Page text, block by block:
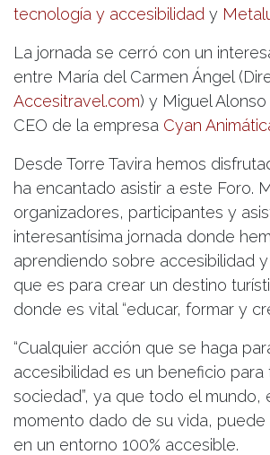
tecnología y accesibilidad y
La jornada se cerró con un
entre María del Carmen Ángel
Accesitravel.com) y Miguel
CEO de la empresa Cyan
Desde Torre Tavira hemos
ha encantado asistir a este Foro.
organizadores, participantes y
interesantísima jornada donde
aprendiendo sobre accesibilidad
que es para crear un destino
donde es vital “educar, formar y
“Cualquier acción que se haga
accesibilidad es un beneficio para
sociedad”, ya que todo el mundo,
momento dado de su vida, puede
en un entorno 100% accesible.